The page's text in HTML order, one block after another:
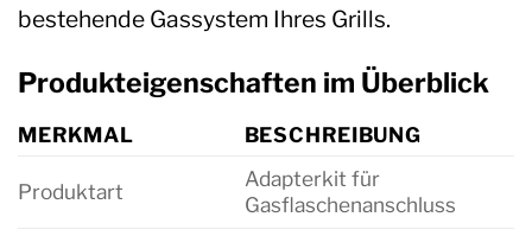
bestehende Gassystem Ihres Grills.
Produkteigenschaften im Überblick
MERKMAL BESCHREIBUNG
Produktart
Adapterkit für
Gasflaschenanschluss